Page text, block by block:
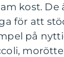
kost.
för att
på